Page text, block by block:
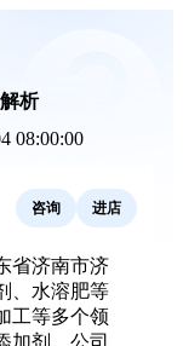
析
08:00:00
咨询 进店
省济南市济
、水溶肥等
工等多个领
加剂。公司